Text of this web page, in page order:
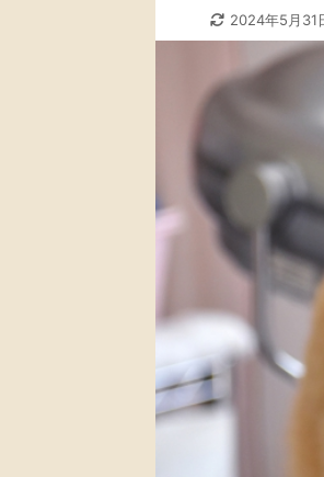
2024年5月31